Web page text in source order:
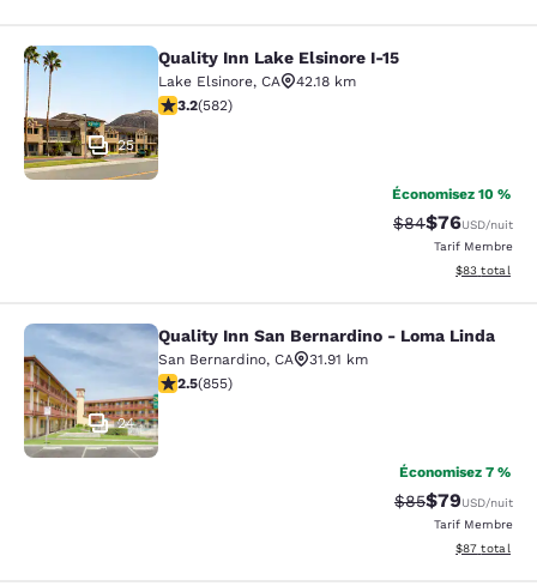
Quality Inn Lake Elsinore I-15
25
Quality Inn Lake Elsinore I-15
Lake Elsinore, CA
42.18 km
3.23 étoiles. Bien. 582 commentaires
3.2(582)
Économisez 10 %
Tarif barré :
$84Tarif réduit :
$76USD/nuit
Tarif Membre
Afficher les
$83 total
Quality Inn San Bernardino - Loma
24
Quality Inn San Bernardino - Loma Linda
San Bernardino, CA
31.91 km
2.49 étoiles. Moyen. 855 commentaires
2.5(855)
Économisez 7 %
Tarif barré :
$85Tarif réduit :
$79USD/nuit
Tarif Membre
Afficher les
$87 total